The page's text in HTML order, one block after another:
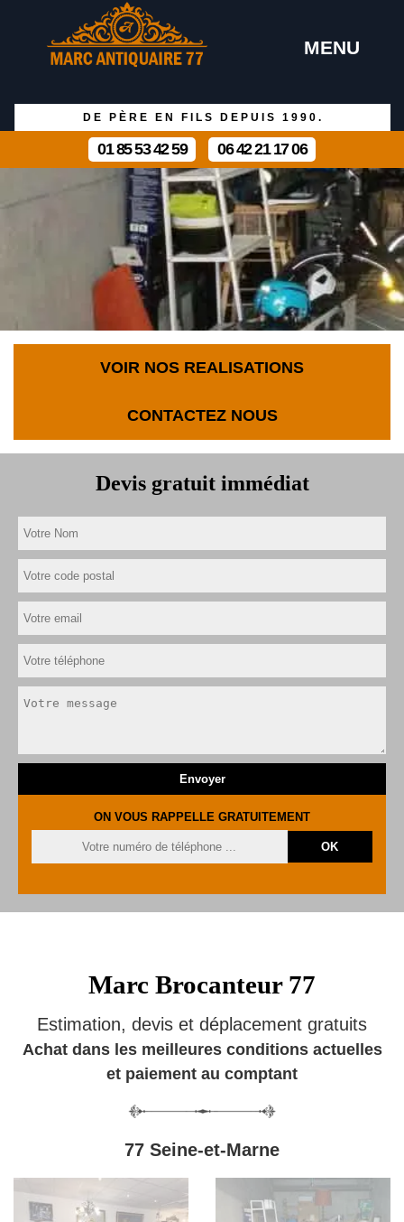
MENU
DE PÈRE EN FILS DEPUIS 1990.
01 85 53 42 59 06 42 21 17 06
VOIR NOS REALISATIONS
CONTACTEZ NOUS
Devis gratuit immédiat
ON VOUS RAPPELLE GRATUITEMENT
Marc Brocanteur 77
Estimation, devis et déplacement gratuits
Achat dans les meilleures conditions actuelles
et paiement au comptant
77 Seine-et-Marne